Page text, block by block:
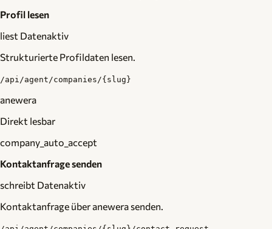
Profil lesen
liest Datenaktiv
Strukturierte Profildaten lesen.
/api/agent/companies/{slug}
anewera
Direkt lesbar
company_auto_accept
Kontaktanfrage senden
schreibt Datenaktiv
Kontaktanfrage über anewera senden.